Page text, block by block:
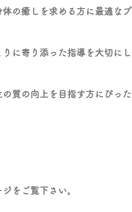
の癒しを求める方に最適なプ
に寄り添った指導を大切にし
質の向上を目指す方にぴった
をご覧下さい。